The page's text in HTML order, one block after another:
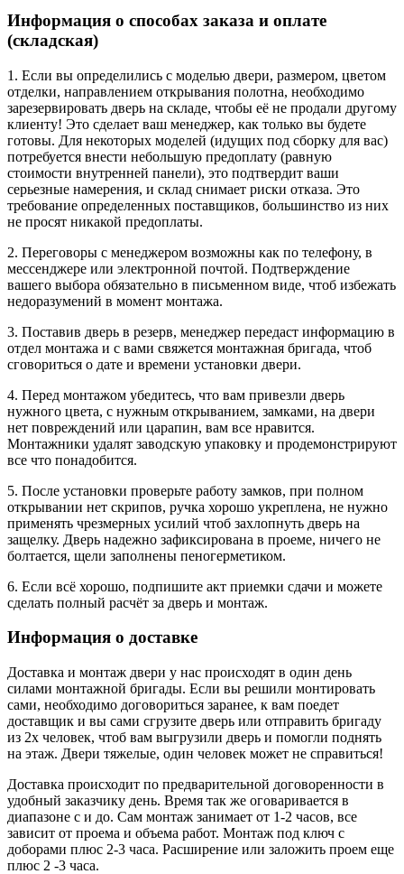
Информация о способах заказа и оплате
(складская)
1. Если вы определились с моделью двери, размером, цветом
отделки, направлением открывания полотна, необходимо
зарезервировать дверь на складе, чтобы её не продали другому
клиенту! Это сделает ваш менеджер, как только вы будете
готовы. Для некоторых моделей (идущих под сборку для вас)
потребуется внести небольшую предоплату (равную
стоимости внутренней панели), это подтвердит ваши
серьезные намерения, и склад снимает риски отказа. Это
требование определенных поставщиков, большинство из них
не просят никакой предоплаты.
2. Переговоры с менеджером возможны как по телефону, в
мессенджере или электронной почтой. Подтверждение
вашего выбора обязательно в письменном виде, чтоб избежать
недоразумений в момент монтажа.
3. Поставив дверь в резерв, менеджер передаст информацию в
отдел монтажа и с вами свяжется монтажная бригада, чтоб
сговориться о дате и времени установки двери.
4. Перед монтажом убедитесь, что вам привезли дверь
нужного цвета, с нужным открыванием, замками, на двери
нет повреждений или царапин, вам все нравится.
Монтажники удалят заводскую упаковку и продемонстрируют
все что понадобится.
5. После установки проверьте работу замков, при полном
открывании нет скрипов, ручка хорошо укреплена, не нужно
применять чрезмерных усилий чтоб захлопнуть дверь на
защелку. Дверь надежно зафиксирована в проеме, ничего не
болтается, щели заполнены пеногерметиком.
6. Если всё хорошо, подпишите акт приемки сдачи и можете
сделать полный расчёт за дверь и монтаж.
Информация о доставке
Доставка и монтаж двери у нас происходят в один день
силами монтажной бригады. Если вы решили монтировать
сами, необходимо договориться заранее, к вам поедет
доставщик и вы сами сгрузите дверь или отправить бригаду
из 2х человек, чтоб вам выгрузили дверь и помогли поднять
на этаж. Двери тяжелые, один человек может не справиться!
Доставка происходит по предварительной договоренности в
удобный заказчику день. Время так же оговаривается в
диапазоне с и до. Сам монтаж занимает от 1-2 часов, все
зависит от проема и объема работ. Монтаж под ключ с
доборами плюс 2-3 часа. Расширение или заложить проем еще
плюс 2 -3 часа.